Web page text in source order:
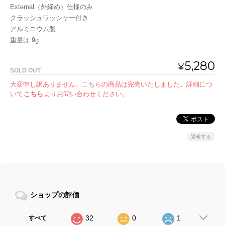
External（外締め）仕様のみ
クラッシュワッシャー付き
アルミニウム製
重量は 9g
¥5,280
SOLD OUT
大変申し訳ありません、こちらの商品は完売いたしました。詳細につ
いて こちら よりお問い合わせください。
通報する
ショップの評価
すべて 32 0 1